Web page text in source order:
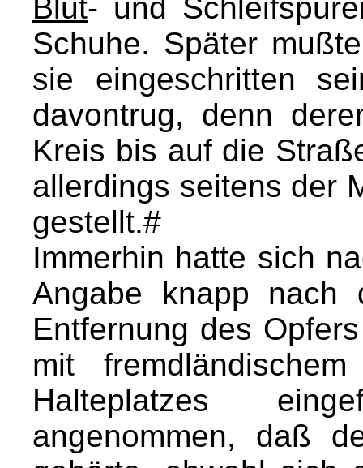
Blut- und
Schuhe. Später
sie eingeschritten
davontrug, denn
Kreis bis auf die
allerdings seitens der
gestellt.#
Immerhin hatte sich
Angabe knapp nach
Entfernung des
mit
Halteplatzes
angenommen, daß